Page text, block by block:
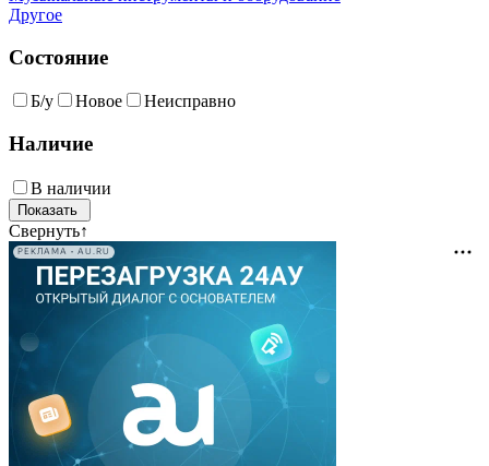
Другое
Состояние
Б/у Новое Неисправно
Наличие
В наличии
Свернуть↑
РЕКЛАМА • AU.RU